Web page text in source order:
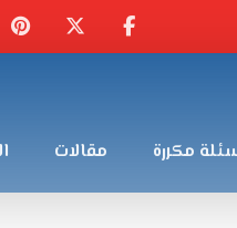
مكررة مقالات